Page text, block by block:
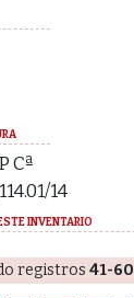
Cª
14
INVENTARIO
registros 41-60